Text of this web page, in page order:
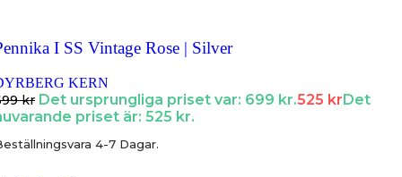
I SS Vintage Rose | Silver
KERN
kr Det ursprungliga priset var: 699 kr.525 krDet
priset är: 525 kr.
4-7 Dagar.